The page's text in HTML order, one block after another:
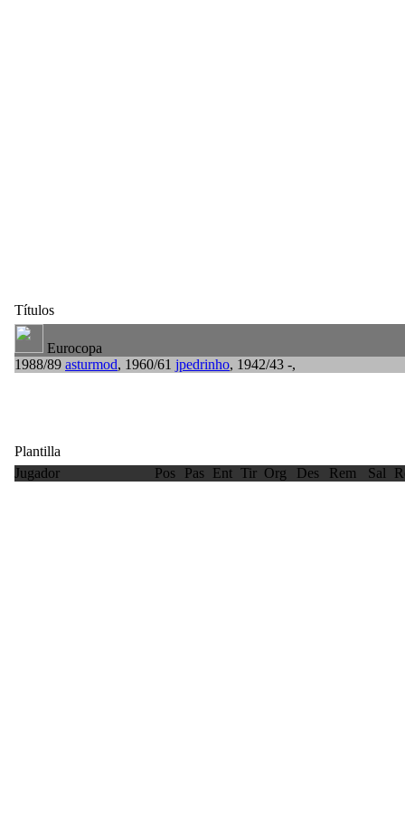
Títulos
Eurocopa
1988/89 asturmod, 1960/61 jpedrinho, 1942/43 -,
Plantilla
Jugador
Pos Pas Ent Tir Org Des Rem Sal